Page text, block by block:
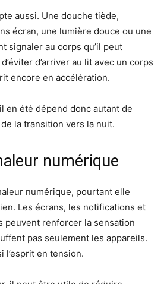
aussi. Une douche tiède,
écran, une lumière douce ou une
signaler au corps qu’il peut
d’arriver au lit avec un corps
encore en accélération.
en été dépend donc autant de
la transition vers la nuit.
numérique
numérique, pourtant elle
Les écrans, les notifications et
peuvent renforcer la sensation
pas seulement les appareils.
l’esprit en tension.